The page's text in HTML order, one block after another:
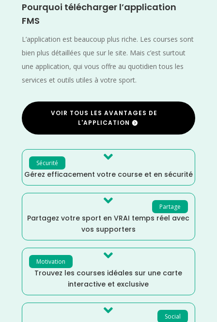
Pourquoi télécharger l’application
FMS
L’application est beaucoup plus riche. Les courses sont
bien plus détaillées que sur le site. Mais c’est surtout
une application, qui vous offre au quotidien tous les
services et outils utiles à votre sport.
VOIR TOUS LES AVANTAGES DE
L'APPLICATION
Sécurité 
Gérez efficacement votre course et en sécurité
Partage

Partagez votre sport en VRAI temps réel avec
vos supporters
Motivation 
Trouvez les courses idéales sur une carte
interactive et exclusive
Social
